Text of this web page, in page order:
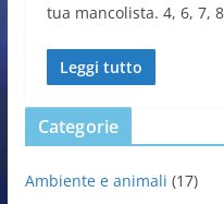
tua mancolista. 4, 6, 7,
Leggi tutto
Categorie
Ambiente e animali (17)